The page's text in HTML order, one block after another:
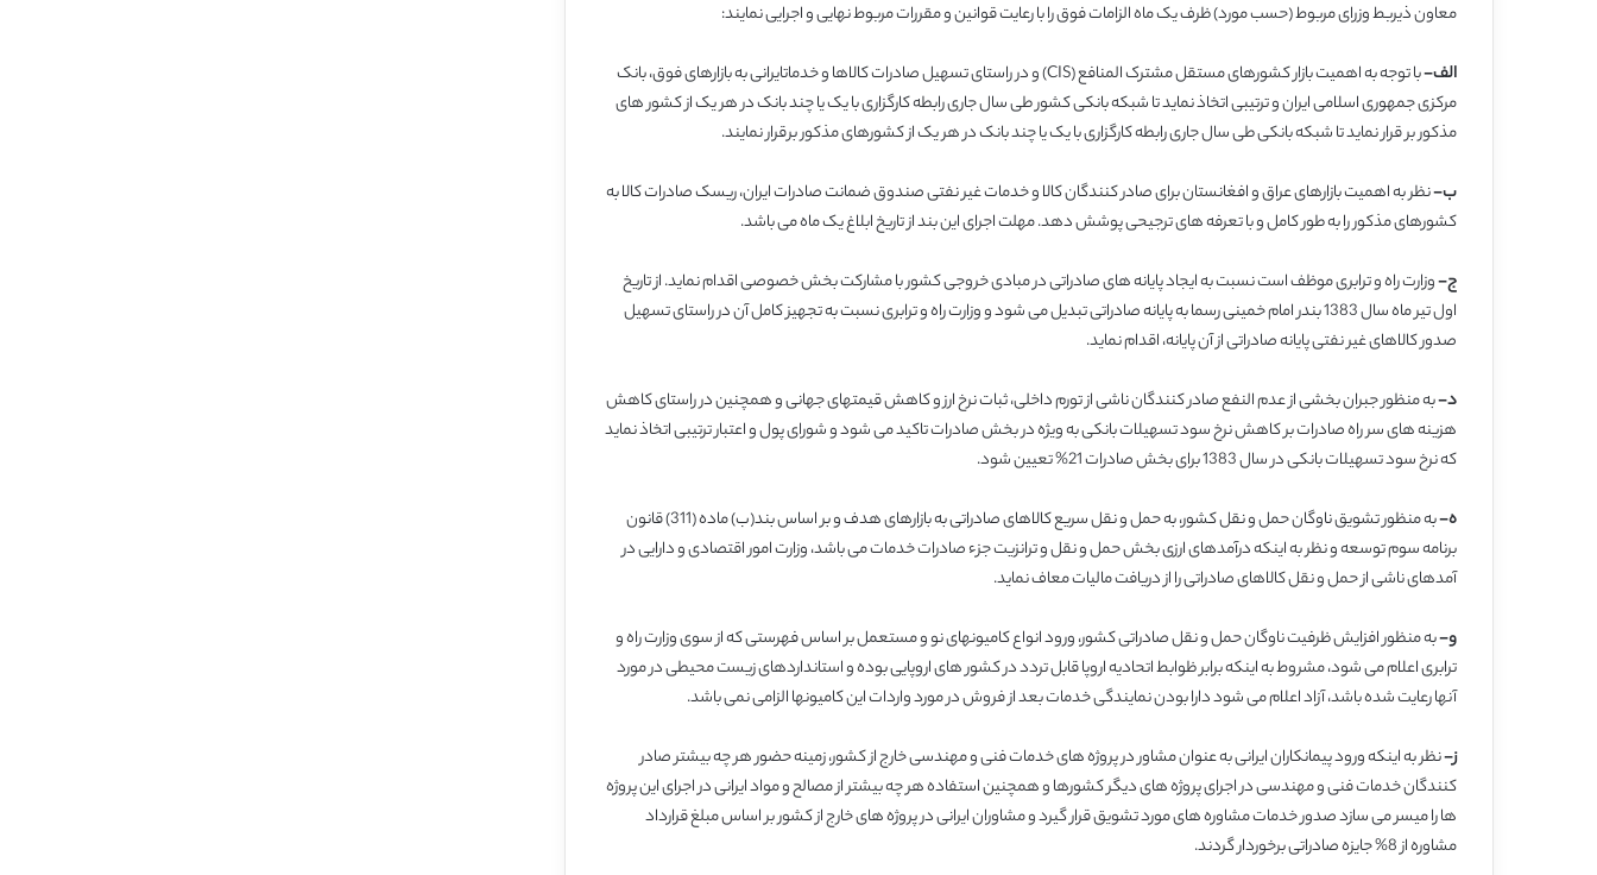
معاون ذیربط وزرای مربوط (حسب مورد) ظرف یک ماه الزامات فوق را با رعایت قوانین و مقررات مربوط نهایی و اجرایی نمایند:
الف-
با توجه به اهمیت بازار کشورهای مستقل مشترک المنافع (CIS) و در راستای تسهیل صادرات کالاها و خدماتایرانی به بازارهای فوق، بانک
مرکزی جمهوری اسلامی ایران و ترتیبی اتخاذ نماید تا شبکه بانکی کشور طی سال جاری رابطه کارگزاری با یک یا چند بانک در هر یک از کشور های
مذکور بر قرار نماید تا شبکه بانکی طی سال جاری رابطه کارگزاری با یک یا چند بانک در هر یک از کشورهای مذکور برقرار نمایند.
ب-نظر به اهمیت بازارهای عراق و افغانستان برای صادر کنندگان کالا و خدمات غیر نفتی صندوق ضمانت صادرات ایران، ریسک صادرات کالا به
کشورهای مذکور را به طور کامل و با تعرفه های ترجیحی پوشش دهد. مهلت اجرای این بند از تاریخ ابلاغ یک ماه می باشد.
ج-وزارت راه و ترابری موظف است نسبت به ایجاد پایانه های صادراتی در مبادی خروجی کشور با مشارکت بخش خصوصی اقدام نماید. از تاریخ
اول تیر ماه سال 1383 بندر امام خمینی رسما به پایانه صادراتی تبدیل می شود و وزارت راه و ترابری نسبت به تجهیز کامل آن در راستای تسهیل
صدور کالاهای غیر نفتی پایانه صادراتی از آن پایانه، اقدام نماید.
د-به منظور جبران بخشی از عدم النفع صادر کنندگان ناشی از تورم داخلی، ثبات نرخ ارز و کاهش قیمتهای جهانی و همچنین در راستای کاهش
هزینه های سر راه صادرات بر کاهش نرخ سود تسهیلات بانکی به ویژه در بخش صادرات تاکید می شود و شورای پول و اعتبار ترتیبی اتخاذ نماید
که نرخ سود تسهیلات بانکی در سال 1383 برای بخش صادرات 21% تعیین شود.
ه-
به منظور تشویق ناوگان حمل و نقل کشور، به حمل و نقل سریع کالاهای صادراتی به بازارهای هدف و بر اساس بند(ب) ماده (311) قانون
برنامه سوم توسعه و نظر به اینکه درآمدهای ارزی بخش حمل و نقل و ترانزیت جزء صادرات خدمات می باشد، وزارت امور اقتصادی و دارایی در
آمدهای ناشی از حمل و نقل کالاهای صادراتی را از دریافت مالیات معاف نماید.
و-به منظور افزایش ظرفیت ناوگان حمل و نقل صادراتی کشور، ورود انواع کامیونهای نو و مستعمل بر اساس فهرستی که از سوی وزارت راه و
ترابری اعلام می شود، مشروط به اینکه برابر ظوابط اتحادیه اروپا قابل تردد در کشور های اروپایی بوده و استانداردهای زیست محیطی در مورد
آنها رعایت شده باشد، آزاد اعلام می شود دارا بودن نمایندگی خدمات بعد از فروش در مورد واردات این کامیونها الزامی نمی باشد.
ز-نظر به اینکه ورود پیمانکاران ایرانی به عنوان مشاور در پروژه های خدمات فنی و مهندسی خارج از کشور، زمینه حضور هر چه بیشتر صادر
کنندگان خدمات فنی و مهندسی در اجرای پروژه های دیگر کشورها و همچنین استفاده هر چه بیشتر از مصالح و مواد ایرانی در اجرای این پروژه
ها را میسر می سازد صدور خدمات مشاوره های مورد تشویق قرار گیرد و مشاوران ایرانی در پروژه های خارج از کشور بر اساس مبلغ قرارداد
مشاوره از 8% جایزه صادراتی برخوردار گردند.